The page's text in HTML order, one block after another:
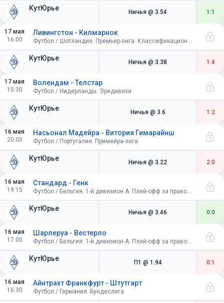
КутЮрье Ничья @ 3.54 1:1
17 мая
16:00
КутЮрье
Ливингстон - Килмарнок
Футбол / Шотландия. Премьер-лига. Классификационный раунд. Матчи за 7-12 места
Ничья @ 3.38 1:4
17 мая
15:30
КутЮрье
Волендам - Телстар
Футбол / Нидерланды. Эредивизи
Ничья @ 3.6 1:2
16 мая
20:00
КутЮрье
Насьонал Мадейра - Витория Гимарайнш
Футбол / Португалия. Примейра-лига
Ничья @ 3.22 2:0
16 мая
19:15
КутЮрье
Стандард - Генк
Футбол / Бельгия. 1-й дивизион A. Плей-офф за право играть в Лиге конференций УЕФА
Ничья @ 3.46 0:0
16 мая
17:00
КутЮрье
Шарлеруа - Вестерло
Футбол / Бельгия. 1-й дивизион A. Плей-офф за право играть в Лиге конференций УЕФА
П1 @ 1.94 0:1
16 мая
16:30
Айнтрахт Франкфурт - Штутгарт
Футбол / Германия. Бундеслига